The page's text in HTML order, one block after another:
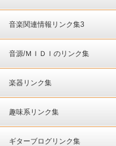
音楽関連情報リンク集3
音源/ＭＩＤＩのリンク集
楽器リンク集
趣味系リンク集
ギターブログリンク集